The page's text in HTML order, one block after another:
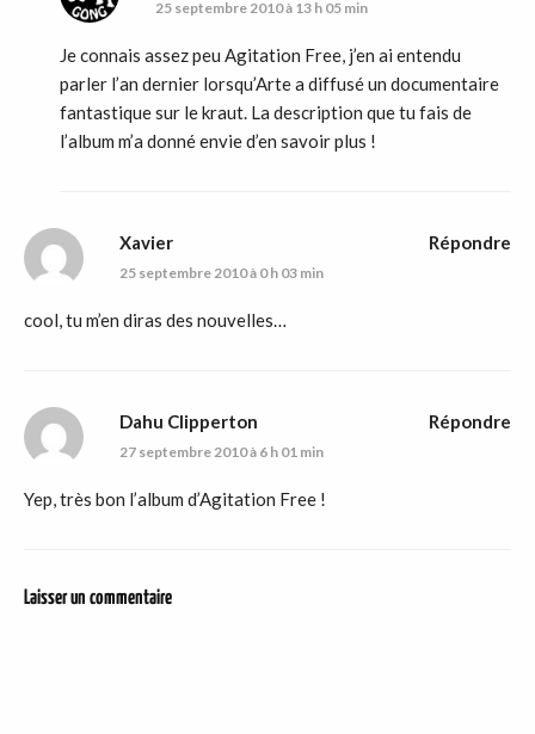
25 septembre 2010 à 13 h 05 min
Je connais assez peu Agitation Free, j’en ai entendu
parler l’an dernier lorsqu’Arte a diffusé un documentaire
fantastique sur le kraut. La description que tu fais de
l’album m’a donné envie d’en savoir plus !
Xavier
25 septembre 2010 à 0 h 03 min
cool, tu m’en diras des nouvelles…
Répondre
Dahu Clipperton
27 septembre 2010 à 6 h 01 min
Yep, très bon l’album d’Agitation Free !
Répondre
Laisser un commentaire